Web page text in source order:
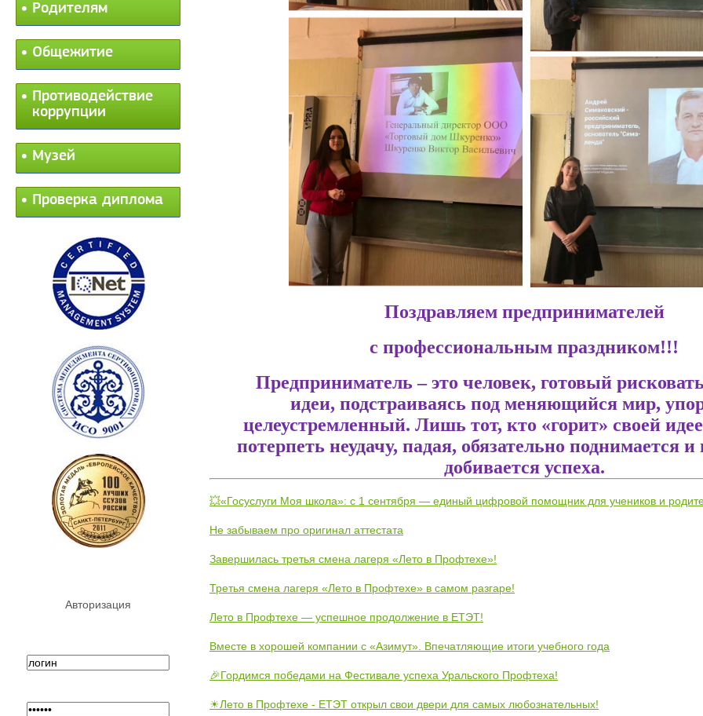
Родителям
Общежитие
Противодействие
коррупции
Музей
Проверка диплома
Авторизация
Поздравляем предпринимателей
с профессиональным праздником!!!
Предприниматель – это человек, готовый
идеи, подстраиваясь под меняющийся мир,
целеустремленный. Лишь тот, кто «горит» своей
потерпеть неудачу, падая, обязательно поднимается
добивается успеха.
💥«Госуслуги Моя школа»: с 1 сентября — единый цифровой помощник для учеников и
Не забываем про оригинал аттестата
Завершилась третья смена лагеря «Лето в Профтехе»!
Третья смена лагеря «Лето в Профтехе» в самом разгаре!
Лето в Профтехе — успешное продолжение в ЕТЭТ!
Вместе в хорошей компании с «Азимут». Впечатляющие итоги учебного года
🎉Гордимся победами на Фестивале успеха Уральского Профтеха!
☀Лето в Профтехе - ЕТЭТ открыл свои двери для самых любознательных!